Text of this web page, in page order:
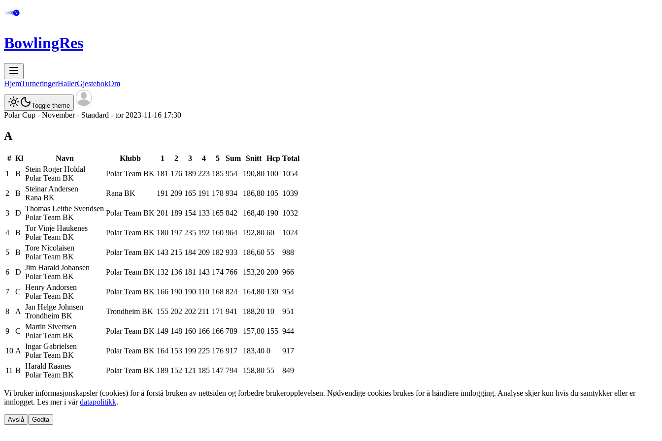
BowlingRes
HjemTurneringerHallerGjestebokOm
Toggle theme
Polar Cup - November - Standard - tor 2023-11-16 17:30
A
# Kl Navn Klubb 1 2 3 4 5 Sum Snitt Hcp Total
1
B
Stein Roger Holdal
Polar Team BK
Polar Team BK 181 176 189 223 185 954 190,80 100 1054
2 B
Steinar Andersen
Rana BK
Rana BK 191 209 165 191 178 934 186,80 105 1039
3 D
Thomas Leithe Svendsen
Polar Team BK
Polar Team BK 201 189 154 133 165 842 168,40 190 1032
4 B
Tor Vinje Haukenes
Polar Team BK
Polar Team BK 180 197 235 192 160 964 192,80 60 1024
5 B
Tore Nicolaisen
Polar Team BK
Polar Team BK 143 215 184 209 182 933 186,60 55 988
6 D
Jim Harald Johansen
Polar Team BK
Polar Team BK 132 136 181 143 174 766 153,20 200 966
7 C
Henry Andorsen
Polar Team BK
Polar Team BK 166 190 190 110 168 824 164,80 130 954
8 A
Jan Helge Johnsen
Trondheim BK
Trondheim BK 155 202 202 211 171 941 188,20 10 951
9 C
Martin Sivertsen
Polar Team BK
Polar Team BK 149 148 160 166 166 789 157,80 155 944
10 A
Ingar Gabrielsen
Polar Team BK
Polar Team BK 164 153 199 225 176 917 183,40 0 917
11 B
Harald Raanes
Polar Team BK
Polar Team BK 189 152 121 185 147 794 158,80 55 849
Vi bruker informasjonskapsler (cookies) for å forstå bruken av nettsiden og forbedre brukeropplevelsen. Nødvendige cookies brukes for å håndtere innlogging. Analyse skjer kun hvis du samtykker eller er
innlogget. Les mer i vår datapolitikk.
Avslå Godta